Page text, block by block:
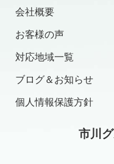
会社概要
お客様の声
対応地域一覧
ブログ＆お知らせ
個人情報保護方針
市川